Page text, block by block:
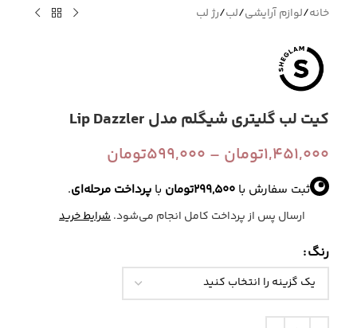
خانه/لوازم آرایشی/لب/رژ لب
کیت لب گلیتری شیگلم مدل Lip Dazzler
1,451,000تومان –
599,000تومان
ثبت سفارش با 299,500تومان با پرداخت مرحله‌ای.
ارسال پس از پرداخت کامل انجام می‌شود.شرایط خرید
رنگ